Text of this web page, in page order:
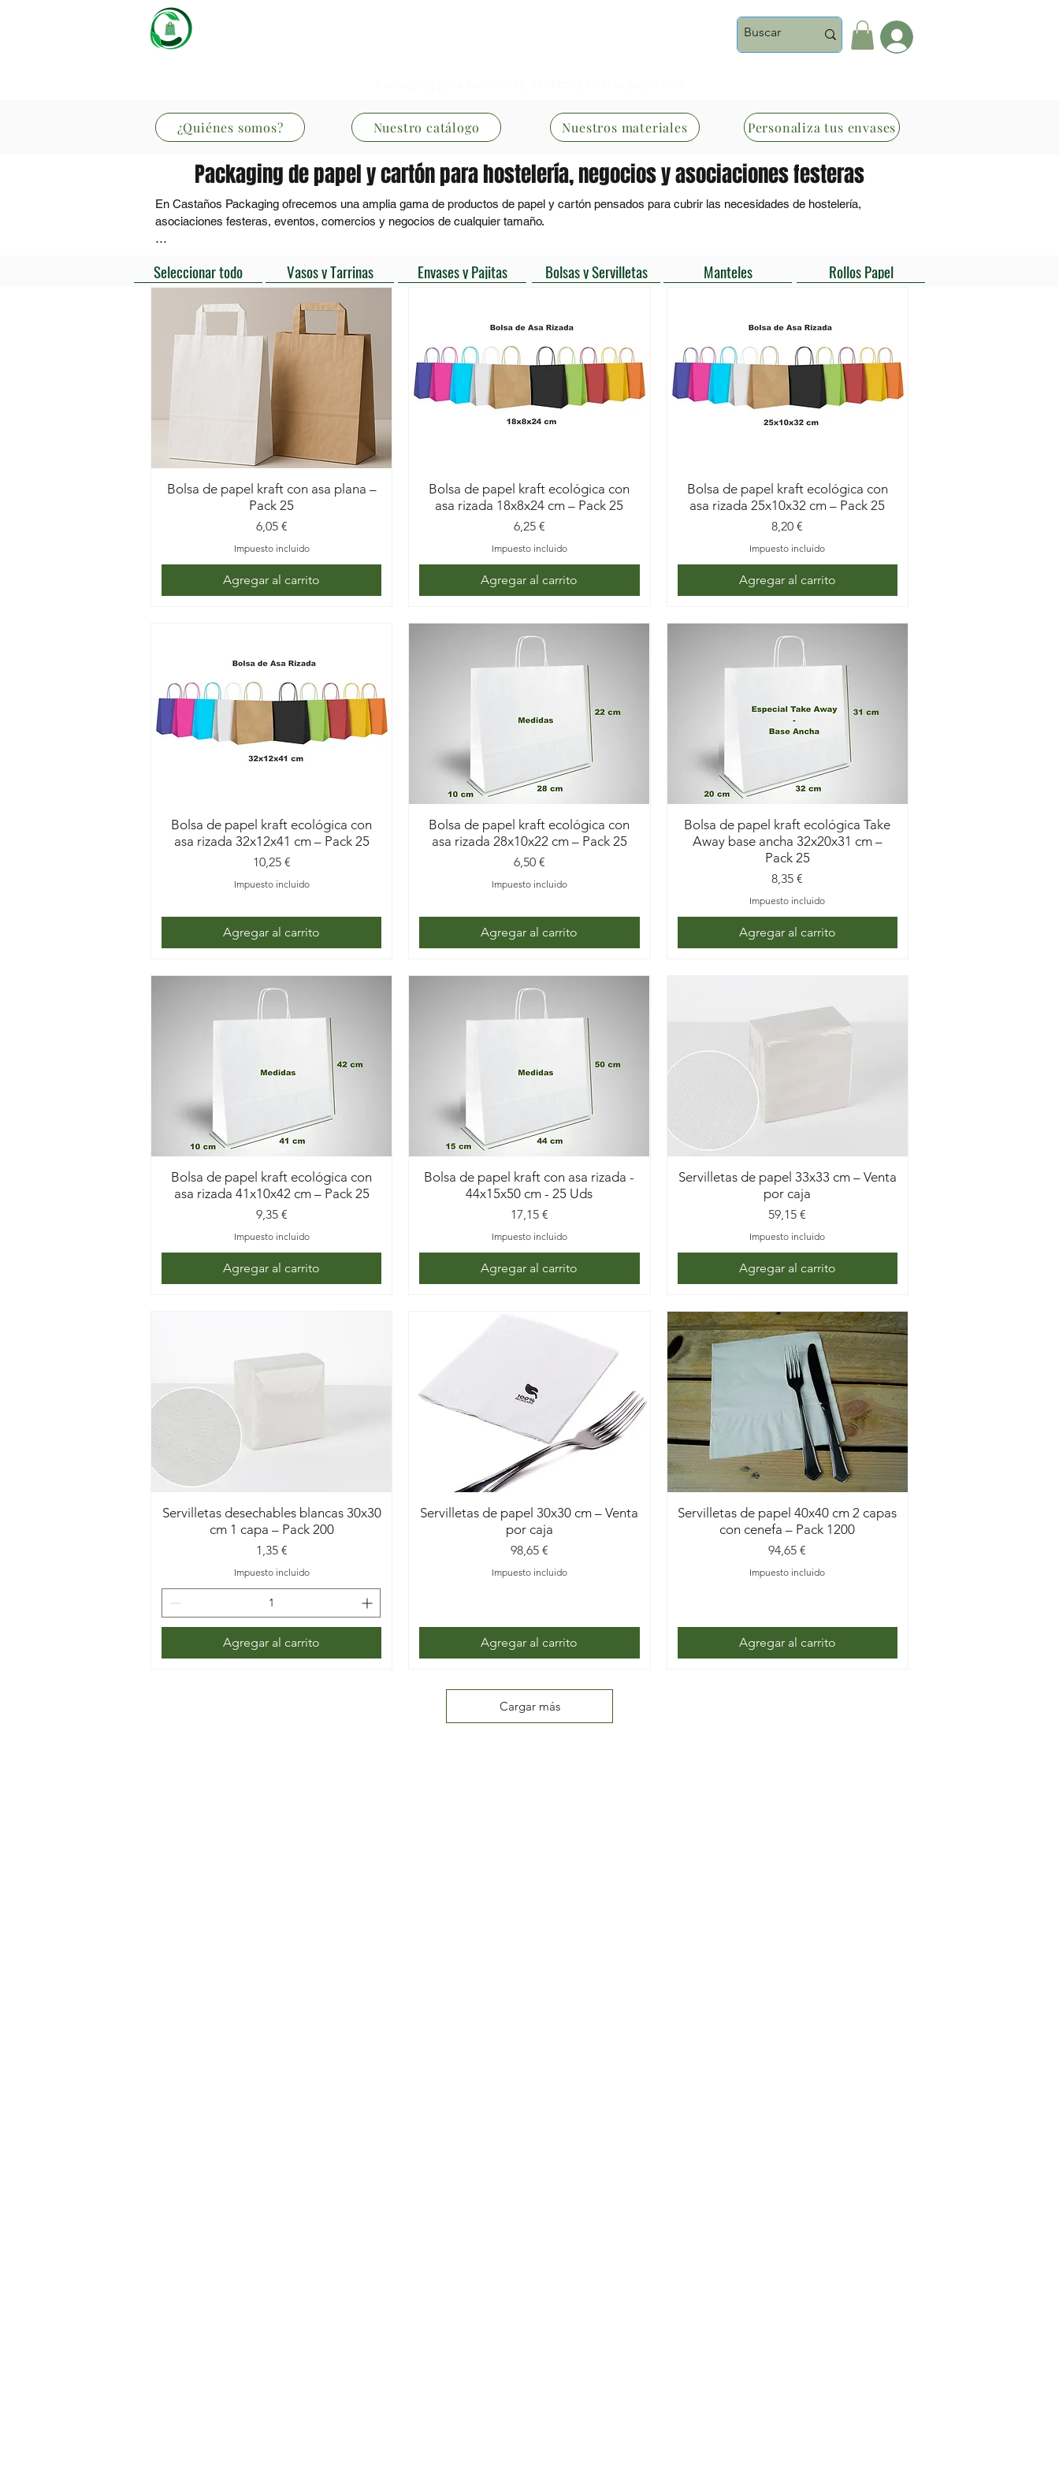
¿Quiénes somos? Nuestro catálogo Nuestros materiales Personaliza tus envases
En Castaños Packaging ofrecemos una amplia gama de productos de papel y cartón pensados para cubrir las necesidades de hostelería,
asociaciones festeras, eventos, comercios y negocios de cualquier tamaño.
panaderías, bares, food trucks y restauración en general.
Disponemos de soluciones prácticas para el día a día, desde vasos para bebidas calientes y bolsas de papel kraft, hasta cajas de pizza y
productos de higiene, siempre adaptados al uso alimentario y a un consumo responsable.
Packaging de papel y cartón para hostelería, negocios y asociaciones festeras
Seleccionar todo Vasos y Tarrinas Envases y Pajitas Bolsas y Servilletas Manteles Rollos Papel
Bolsa de papel kraft con asa plana –
Pack 25
Precio
6,05 €
Impuesto incluido
Agregar al carrito
Bolsa de papel kraft ecológica con
asa rizada 18x8x24 cm – Pack 25
Precio
6,25 €
Impuesto incluido
Agregar al carrito
Bolsa de papel kraft ecológica con
asa rizada 25x10x32 cm – Pack 25
Precio
8,20 €
Impuesto incluido
Agregar al carrito
Bolsa de papel kraft ecológica con
asa rizada 32x12x41 cm – Pack 25
Precio
10,25 €
Impuesto incluido
Agregar al carrito
Bolsa de papel kraft ecológica con
asa rizada 28x10x22 cm – Pack 25
Precio
6,50 €
Impuesto incluido
Agregar al carrito
Bolsa de papel kraft ecológica Take
Away base ancha 32x20x31 cm –
Pack 25
Precio
8,35 €
Impuesto incluido
Agregar al carrito
Bolsa de papel kraft ecológica con
asa rizada 41x10x42 cm – Pack 25
Precio
9,35 €
Impuesto incluido
Agregar al carrito
Bolsa de papel kraft con asa rizada -
44x15x50 cm - 25 Uds
Precio
17,15 €
Impuesto incluido
Agregar al carrito
Servilletas de papel 33x33 cm – Venta
por caja
Precio
59,15 €
Impuesto incluido
Agregar al carrito
Servilletas desechables blancas 30x30
cm 1 capa – Pack 200
Precio
1,35 €
Impuesto incluido
Agregar al carrito
Servilletas de papel 30x30 cm – Venta
por caja
Precio
98,65 €
Impuesto incluido
Agregar al carrito
Servilletas de papel 40x40 cm 2 capas
con cenefa – Pack 1200
Precio
94,65 €
Impuesto incluido
Agregar al carrito
Cargar más